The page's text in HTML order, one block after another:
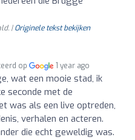
|Originele tekst bekijken
op 1 year ago
wat een mooie stad, ik
seconde met de
was als een live optreden,
verhalen en acteren.
die echt geweldig was.